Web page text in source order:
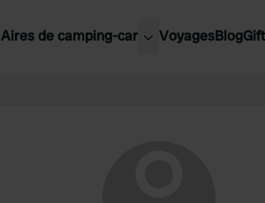
Aires de camping-car VoyagesBlog